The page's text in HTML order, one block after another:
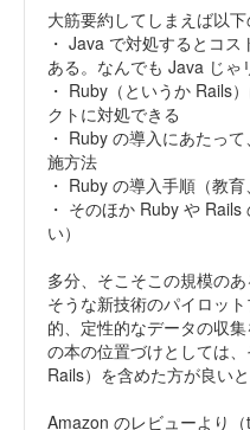
大筋要約してしまえば以下
・ Java で対処するとコ
ある。なんでも Java じゃ
・ Ruby（というか Rails
クトに対処できる
・ Ruby の導入にあたっ
施方法
・ Ruby の導入手順（教
・ そのほか Ruby や
い）
多分、そこそこの規模の
そうな新技術のパイロッ
的、定性的なデータの収
の本の位置づけとしては
Rails）を含めた方が良い
Amazon のレビューより